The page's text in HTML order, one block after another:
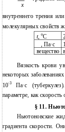
x
внутреннего трения
молекулярных свойств
t,оС
, Па·с
вещество
Вязкость крови
некоторых
10-3
Па·с
параметре, как
§ 11.
Ньютоновские
градиента скорости.